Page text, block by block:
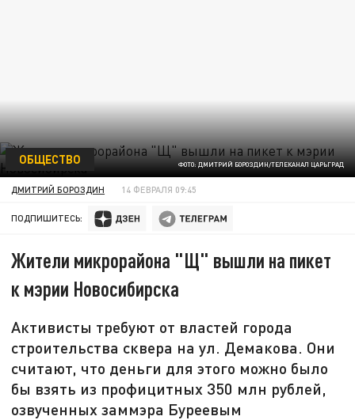
ФОТО: ДМИТРИЙ БОРОЗДИН/ТЕЛЕКАНАЛ ЦАРЬГРАД
ОБЩЕСТВО
ДМИТРИЙ БОРОЗДИН 14 ФЕВРАЛЯ 09:45
ПОДПИШИТЕСЬ:
Жители микрорайона "Щ" вышли на пикет
к мэрии Новосибирска
Активисты требуют от властей города
строительства сквера на ул. Демакова. Они
считают, что деньги для этого можно было
бы взять из профицитных 350 млн рублей,
озвученных заммэра Буреевым